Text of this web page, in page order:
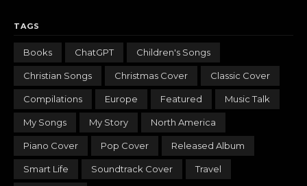
TAGS
Books ChatGPT Children's Songs
Christian Songs Christmas Cover Classic Cover
Compilations Europe Featured Music Talk
My Songs My Story North America
Piano Cover Pop Cover Released Album
Smart Life Soundtrack Cover Travel